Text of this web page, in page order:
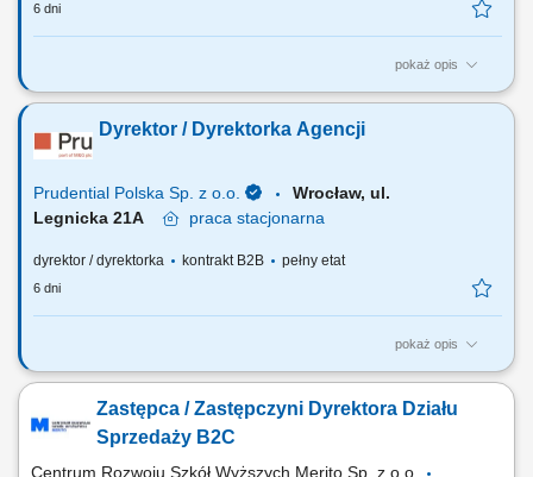
6 dni
pokaż opis
Za co będziesz odpowiadać: własny biznes przychodowy i zarządzanie
Planowania Finansowego oraz Menedżerów, budowanie portfela
Klientów poprzez aktywną sprzedaż własną, zapewnienie wsparcia
Dyrektor / Dyrektorka Agencji
Prudential Polska Sp. z o.o.
Wrocław, ul.
Legnicka 21A
praca stacjonarna
dyrektor / dyrektorka kontrakt B2B pełny etat
6 dni
pokaż opis
Za co będziesz odpowiadać: własny biznes przychodowy i zarządzanie
Planowania Finansowego oraz Menedżerów, budowanie portfela
Klientów poprzez aktywną sprzedaż własną, zapewnienie wsparcia
Zastępca / Zastępczyni Dyrektora Działu
Sprzedaży B2C
Centrum Rozwoju Szkół Wyższych Merito Sp. z o.o.